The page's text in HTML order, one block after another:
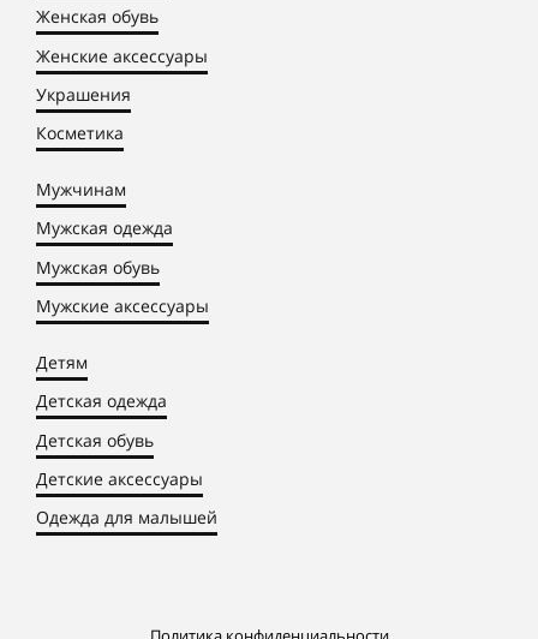
Женская обувь
Женские аксессуары
Украшения
Косметика
Мужчинам
Мужская одежда
Мужская обувь
Мужские аксессуары
Детям
Детская одежда
Детская обувь
Детские аксессуары
Одежда для малышей